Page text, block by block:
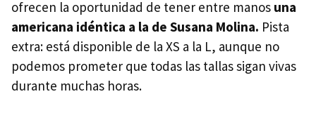
ofrecen la oportunidad de tener entre manos una
americana idéntica a la de Susana Molina. Pista
extra: está disponible de la XS a la L, aunque no
podemos prometer que todas las tallas sigan vivas
durante muchas horas.